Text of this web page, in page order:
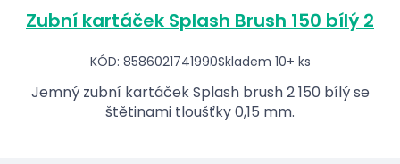
Zubní kartáček Splash Brush 150 bílý 2
KÓD: 8586021741990Skladem 10+ ks
Jemný zubní kartáček Splash brush 2 150 bílý se
štětinami tloušťky 0,15 mm.